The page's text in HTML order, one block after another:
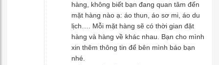
hàng, không biết bạn đang quan tâm đến
mặt hàng nào ạ: áo thun, áo sơ mi, áo du
lịch…. Mỗi mặt hàng sẽ có thời gian đặt
hàng và hàng về khác nhau. Bạn cho mình
xin thêm thông tin để bên mình báo bạn
nhé.